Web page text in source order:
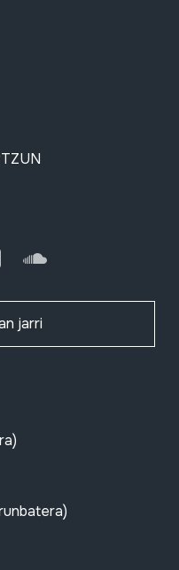
Flickr SoundCloud
jarri